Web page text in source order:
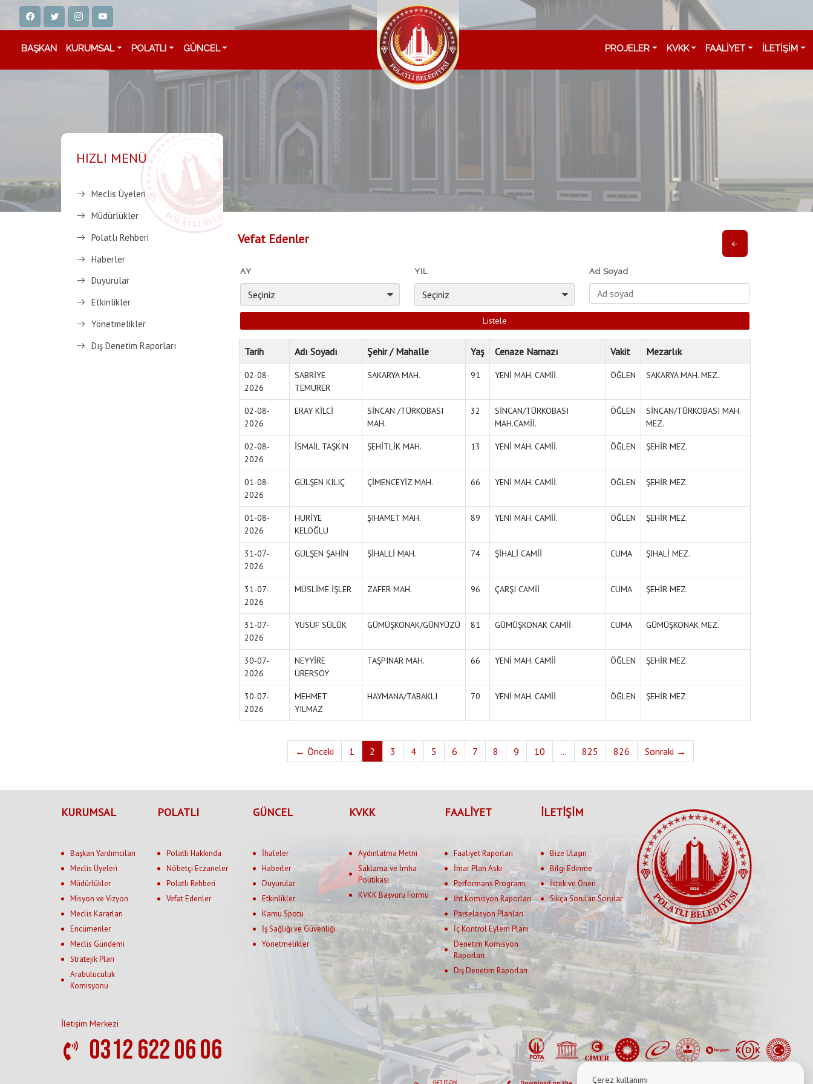
BAŞKAN KURUMSAL POLATLI GÜNCEL PROJELER KVKK FAALİYET İLETİŞİM
HIZLI MENÜ
Meclis Üyeleri
Müdürlükler
Polatlı Rehberi
Haberler
Duyurular
Etkinlikler
Yönetmelikler
Dış Denetim Raporları
Vefat Edenler
AY YIL Ad Soyad
Tarih Adı Soyadı Şehir / Mahalle Yaş Cenaze Namazı Vakit Mezarlık
02-08-
2026
SABRİYE
TEMURER
SAKARYA MAH. 91 YENİ MAH. CAMİİ. ÖĞLEN SAKARYA MAH. MEZ.
02-08-
2026
ERAY KİLCİ
SİNCAN /TÜRKOBASI
MAH.
32
SİNCAN/TÜRKOBASI
MAH.CAMİİ.
ÖĞLEN
SİNCAN/TÜRKOBASI MAH.
MEZ.
02-08-
2026
İSMAİL TAŞKIN ŞEHİTLİK MAH. 13 YENİ MAH. CAMİİ. ÖĞLEN ŞEHİR MEZ.
01-08-
2026
GÜLŞEN KILIÇ ÇİMENCEYİZ MAH. 66 YENİ MAH. CAMİİ. ÖĞLEN ŞEHİR MEZ.
01-08-
2026
HURİYE
KELOĞLU
ŞIHAMET MAH. 89 YENİ MAH. CAMİİ. ÖĞLEN ŞEHİR MEZ.
31-07-
2026
GÜLŞEN ŞAHİN ŞİHALLİ MAH. 74 ŞİHALİ CAMİİ CUMA ŞIHALİ MEZ.
31-07-
2026
MÜSLİME İŞLER ZAFER MAH. 96 ÇARŞI CAMİİ CUMA ŞEHİR MEZ.
31-07-
2026
YUSUF SÜLÜK GÜMÜŞKONAK/GÜNYÜZÜ 81 GÜMÜŞKONAK CAMİİ CUMA GÜMÜŞKONAK MEZ.
30-07-
2026
NEYYİRE
ÜRERSOY
TAŞPINAR MAH. 66 YENİ MAH. CAMİİ ÖĞLEN ŞEHİR MEZ.
30-07-
2026
MEHMET
YILMAZ
HAYMANA/TABAKLI 70 YENİ MAH. CAMİİ ÖĞLEN ŞEHİR MEZ.
← Önceki 1 2 3 4 5 6 7 8 9 10 ... 825 826 Sonraki →
KURUMSAL
Başkan Yardımcıları
Meclis Üyeleri
Müdürlükler
Misyon ve Vizyon
Meclis Kararları
Encümenler
Meclis Gündemi
Stratejik Plan
Arabuluculuk
Komisyonu
POLATLI
Polatlı Hakkında
Nöbetçi Eczaneler
Polatlı Rehberi
Vefat Edenler
GÜNCEL
İhaleler
Haberler
Duyurular
Etkinlikler
Kamu Spotu
İş Sağlığı ve Güvenliği
Yönetmelikler
KVKK
Aydınlatma Metni
Saklama ve İmha
Politikası
KVKK Başvuru Formu
FAALİYET
Faaliyet Raporları
İmar Plan Askı
Performans Programı
İht Komisyon Raporları
Parselasyon Planları
İç Kontrol Eylem Planı
Denetim Komisyon
Raporları
Dış Denetim Raporları
İLETİŞİM
Bize Ulaşın
Bilgi Edinme
İstek ve Öneri
Sıkça Sorulan Sorular
İletişim Merkezi
0312 622 06 06
Çerez kullanımı